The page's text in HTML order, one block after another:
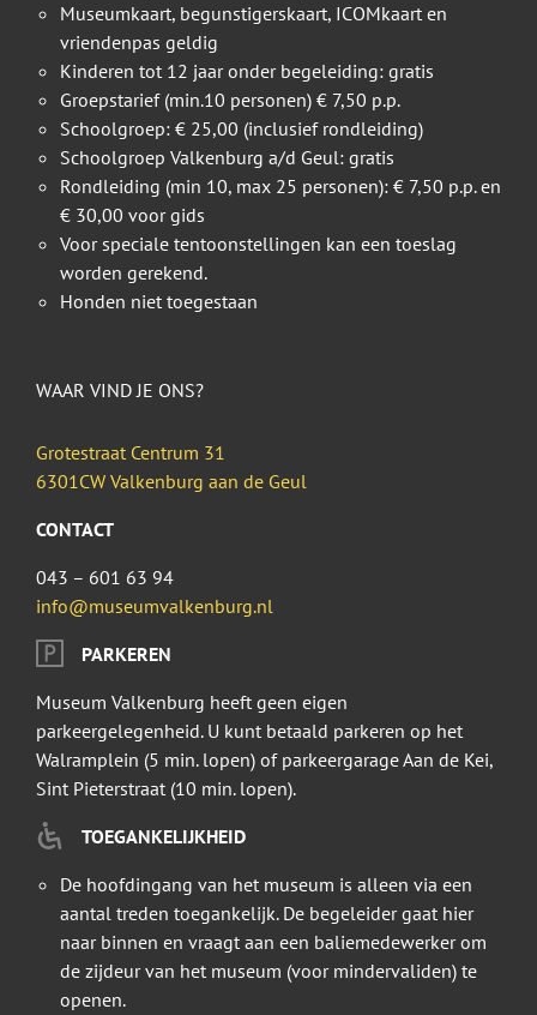
Museumkaart, begunstigerskaart, ICOMkaart en
vriendenpas geldig
Kinderen tot 12 jaar onder begeleiding: gratis
Groepstarief (min.10 personen) € 7,50 p.p.
Schoolgroep: € 25,00 (inclusief rondleiding)
Schoolgroep Valkenburg a/d Geul: gratis
Rondleiding (min 10, max 25 personen): € 7,50 p.p. en
€ 30,00 voor gids
Voor speciale tentoonstellingen kan een toeslag
worden gerekend.
Honden niet toegestaan
WAAR VIND JE ONS?
Grotestraat Centrum 31
6301CW Valkenburg aan de Geul
CONTACT
043 – 601 63 94
info@museumvalkenburg.nl
PARKEREN
Museum Valkenburg heeft geen eigen
parkeergelegenheid. U kunt betaald parkeren op het
Walramplein (5 min. lopen) of parkeergarage Aan de Kei,
Sint Pieterstraat (10 min. lopen).
TOEGANKELIJKHEID
De hoofdingang van het museum is alleen via een
aantal treden toegankelijk. De begeleider gaat hier
naar binnen en vraagt aan een baliemedewerker om
de zijdeur van het museum (voor mindervaliden) te
openen.